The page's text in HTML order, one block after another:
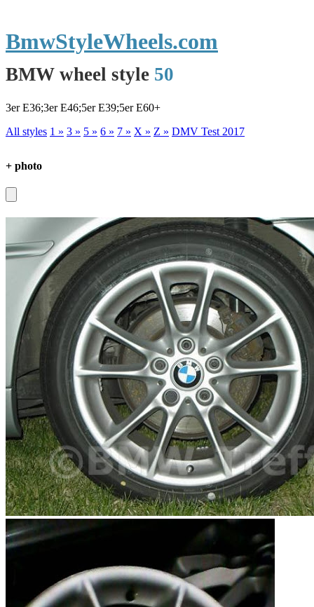
BMW wheel style 50
3er E36;3er E46;5er E39;5er E60+
All styles 1 » 3 » 5 » 6 » 7 » X » Z » DMV Test 2017
BmwStyleWheels.com
+ photo